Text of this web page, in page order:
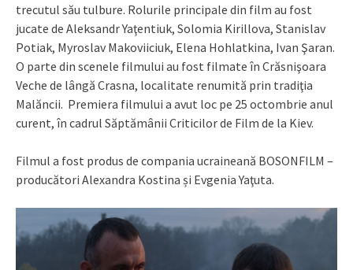
trecutul său tulbure. Rolurile principale din film au fost
jucate de Aleksandr Yaţentiuk, Solomia Kirillova, Stanislav
Potiak, Myroslav Makoviiciuk, Elena Hohlatkina, Ivan Şaran.
O parte din scenele filmului au fost filmate în Crăsnişoara
Veche de lângă Crasna, localitate renumită prin tradiţia
Malăncii. Premiera filmului a avut loc pe 25 octombrie anul
curent, în cadrul Săptămânii Criticilor de Film de la Kiev.
Filmul a fost produs de compania ucraineană BOSONFILM –
producători Alexandra Kostina și Evgenia Yaţuta.